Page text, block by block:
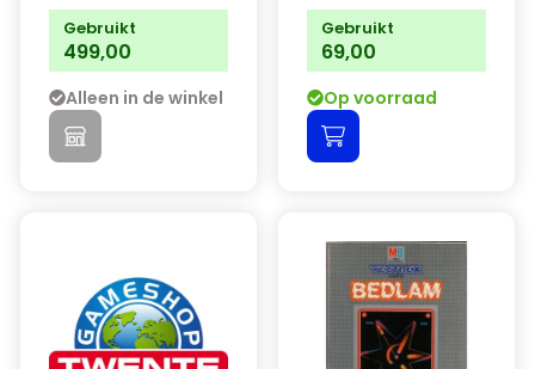
Gebruikt
499,00
Alleen in de winkel
Gebruikt
69,00
Op voorraad